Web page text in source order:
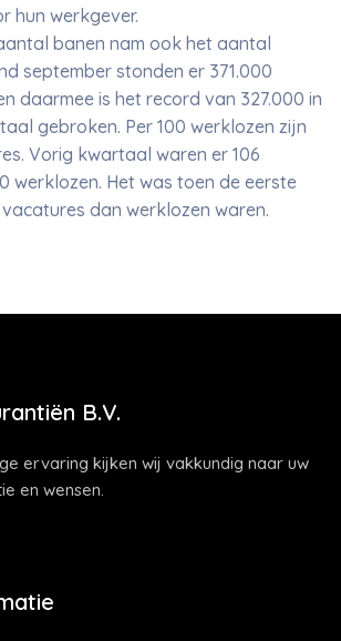
hun werkgever.
banen nam ook het aantal
september stonden er 371.000
daarmee is het record van 327.000 in
gebroken. Per 100 werklozen zijn
Vorig kwartaal waren er 106
werklozen. Het was toen de eerste
dan werklozen waren.
B.V.
ervaring kijken wij vakkundig naar uw
en wensen.